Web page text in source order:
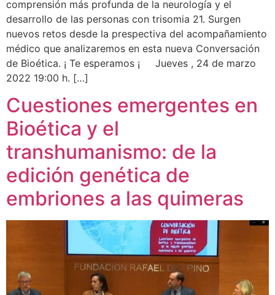
comprensión más profunda de la neurología y el
desarrollo de las personas con trisomia 21. Surgen
nuevos retos desde la prespectiva del acompañamiento
médico que analizaremos en esta nueva Conversación
de Bioética. ¡ Te esperamos ¡ Jueves , 24 de marzo
2022 19:00 h. […]
Cuestiones emergentes en
Bioética y el
transhumanismo: de la
edición genética de
embriones a las quimeras